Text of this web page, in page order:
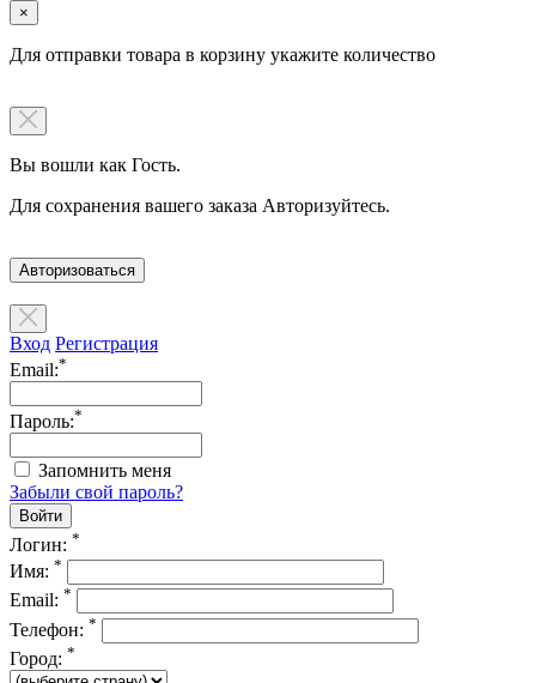
×
Для отправки товара в корзину укажите количество
Вы вошли как Гость.
Для сохранения вашего заказа Авторизуйтесь.
Авторизоваться
Вход Регистрация
Email:*
Пароль:*
Запомнить меня
Забыли свой пароль?
Логин: *
Имя: *
Email: *
Телефон: *
Город: *